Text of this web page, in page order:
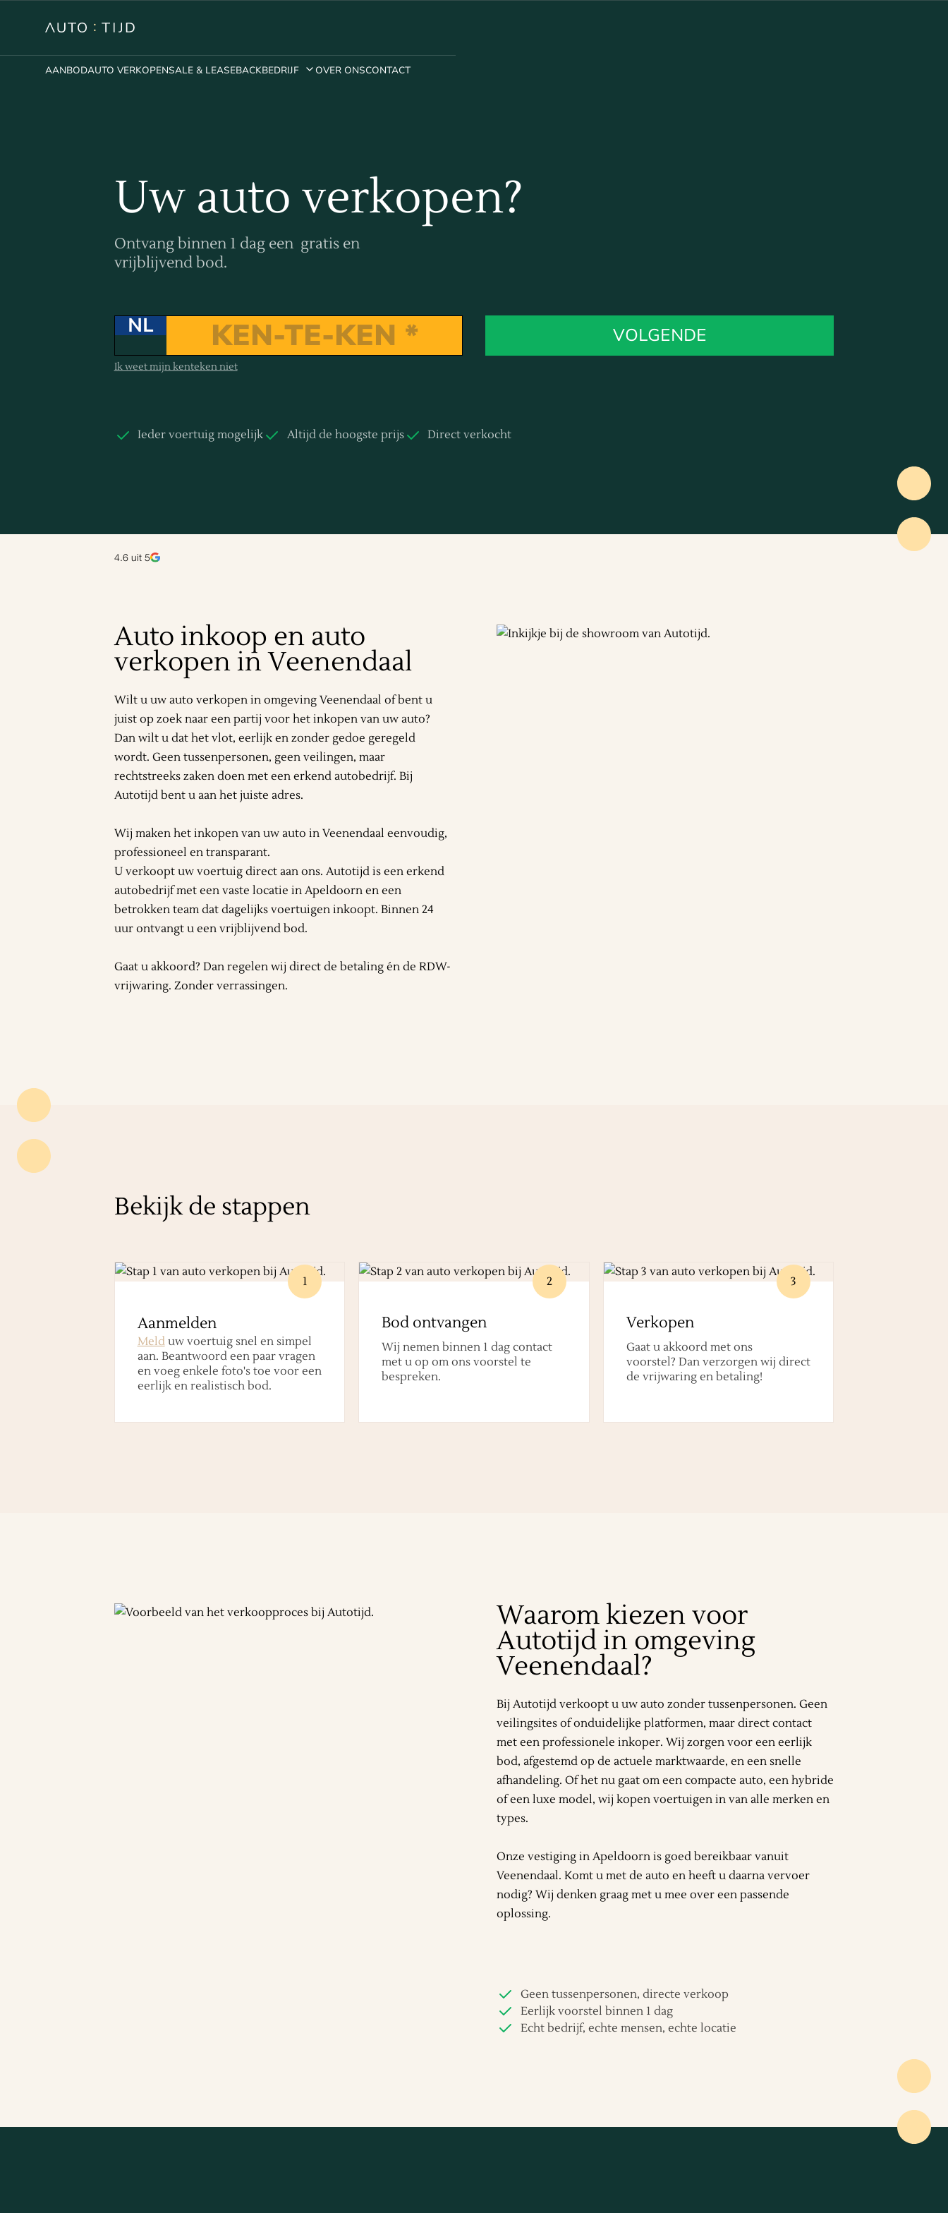
AANBODAUTO VERKOPENSALE & LEASEBACKBEDRIJF OVER ONSCONTACT
Uw auto verkopen?
Ontvang binnen 1 dag een gratis en
vrijblijvend bod.
NL
Ik weet mijn kenteken niet
VOLGENDE
Ieder voertuig mogelijk Altijd de hoogste prijs Direct verkocht
4.6 uit 5
Auto inkoop en auto
verkopen in Veenendaal
Wilt u uw auto verkopen in omgeving Veenendaal of bent u
juist op zoek naar een partij voor het inkopen van uw auto?
Dan wilt u dat het vlot, eerlijk en zonder gedoe geregeld
wordt. Geen tussenpersonen, geen veilingen, maar
rechtstreeks zaken doen met een erkend autobedrijf. Bij
Autotijd bent u aan het juiste adres.
Wij maken het inkopen van uw auto in Veenendaal eenvoudig,
professioneel en transparant.
U verkoopt uw voertuig direct aan ons. Autotijd is een erkend
autobedrijf met een vaste locatie in Apeldoorn en een
betrokken team dat dagelijks voertuigen inkoopt. Binnen 24
uur ontvangt u een vrijblijvend bod.
Gaat u akkoord? Dan regelen wij direct de betaling én de RDW-
vrijwaring. Zonder verrassingen.
Bekijk de stappen
1
Aanmelden
Melduw voertuig snel en simpel
aan. Beantwoord een paar vragen
en voeg enkele foto's toe voor een
eerlijk en realistisch bod.
2
Bod ontvangen
Wij nemen binnen 1 dag contact
met u op om ons voorstel te
bespreken.
3
Verkopen
Gaat u akkoord met ons
voorstel? Dan verzorgen wij direct
de vrijwaring en betaling!
Waarom kiezen voor
Autotijd in omgeving
Veenendaal?
Bij Autotijd verkoopt u uw auto zonder tussenpersonen. Geen
veilingsites of onduidelijke platformen, maar direct contact
met een professionele inkoper. Wij zorgen voor een eerlijk
bod, afgestemd op de actuele marktwaarde, en een snelle
afhandeling. Of het nu gaat om een compacte auto, een hybride
of een luxe model, wij kopen voertuigen in van alle merken en
types.
Onze vestiging in Apeldoorn is goed bereikbaar vanuit
Veenendaal. Komt u met de auto en heeft u daarna vervoer
nodig? Wij denken graag met u mee over een passende
oplossing.
Geen tussenpersonen, directe verkoop
Eerlijk voorstel binnen 1 dag
Echt bedrijf, echte mensen, echte locatie